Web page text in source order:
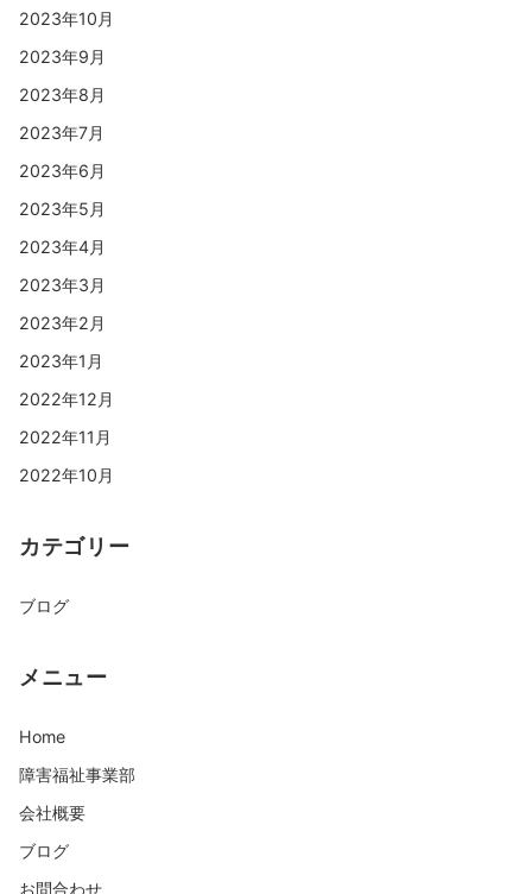
2023年10月
2023年9月
2023年8月
2023年7月
2023年6月
2023年5月
2023年4月
2023年3月
2023年2月
2023年1月
2022年12月
2022年11月
2022年10月
カテゴリー
ブログ
メニュー
Home
障害福祉事業部
会社概要
ブログ
お問合わせ